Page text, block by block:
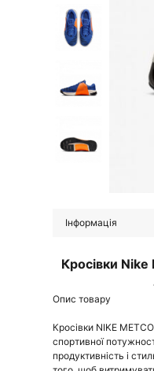
Інформація
Кросівки
Опис товару
Кросівки NIKE
спортивної
продуктивність і